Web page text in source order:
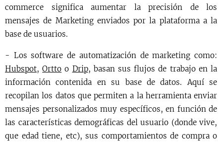
commerce significa aumentar la precisión de los
mensajes de Marketing enviados por la plataforma a la
base de usuarios.
- Los software de automatización de marketing como:
Hubspot,Ortto o Drip, basan sus flujos de trabajo en la
información contenida en su base de datos. Aquí se
recopilan los datos que permiten a la herramienta enviar
mensajes personalizados muy específicos, en función de
las características demográficas del usuario (donde vive,
que edad tiene, etc), sus comportamientos de compra o